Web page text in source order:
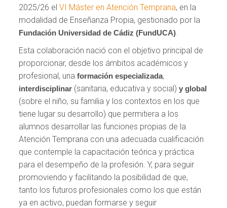
2025/26 elVI Máster en Atención Temprana, en la
modalidad de Enseñanza Propia, gestionado por la
Fundación Universidad de Cádiz (FundUCA)
Esta colaboración nació con el objetivo principal de
proporcionar, desde los ámbitos académicos y
profesional, unaformación especializada,
interdisciplinar (sanitaria, educativa y social)y global
(sobre el niño, su familia y los contextos en los que
tiene lugar su desarrollo) que permitiera a los
alumnos desarrollar las funciones propias de la
Atención Temprana con una adecuada cualificación
que contemple la capacitación teórica y práctica
para el desempeño de la profesión. Y, para seguir
promoviendo y facilitando la posibilidad de que,
tanto los futuros profesionales como los que están
ya en activo, puedan formarse y seguir